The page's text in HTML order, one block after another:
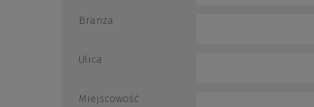
Branża
Ulica
Miejscowość